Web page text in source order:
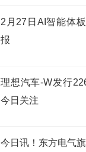
2月27日AI智能体
报
理想汽车-W发行
今日关注
今日讯！东方电气